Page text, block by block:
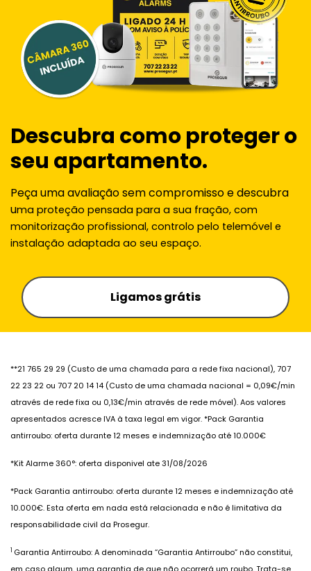
Descubra como proteger o
seu apartamento.
Peça uma avaliação sem compromisso e descubra
uma proteção pensada para a sua fração, com
monitorização profissional, controlo pelo telemóvel e
instalação adaptada ao seu espaço.
Ligamos grátis
**21 765 29 29 (Custo de uma chamada para a rede fixa nacional), 707
22 23 22 ou 707 20 14 14 (Custo de uma chamada nacional = 0,09€/min
através de rede fixa ou 0,13€/min através de rede móvel). Aos valores
apresentados acresce IVA à taxa legal em vigor. *Pack Garantia
antirroubo: oferta durante 12 meses e indemnização até 10.000€
*Kit Alarme 360°: oferta disponivel ate 31/08/2026
*Pack Garantia antirroubo: oferta durante 12 meses e indemnização até
10.000€. Esta oferta em nada está relacionada e não é limitativa da
responsabilidade civil da Prosegur.
1 Garantia Antirroubo: A denominada “Garantia Antirroubo” não constitui,